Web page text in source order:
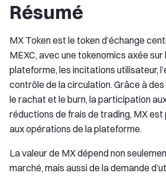
Résumé
MX Token est le token d’échange
MEXC, avec une tokenomics axée
plateforme, les incitations utilisateur,
contrôle de la circulation. Grâce à
le rachat et le burn, la participation
réductions de frais de trading, MX
aux opérations de la plateforme.
La valeur de MX dépend non
marché, mais aussi de la demande